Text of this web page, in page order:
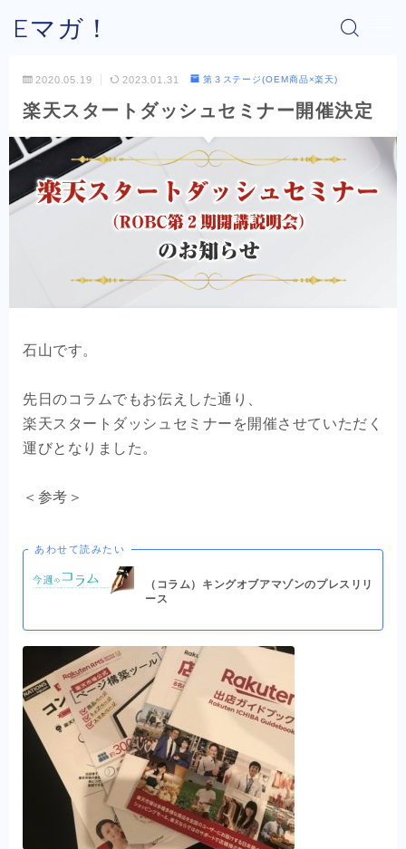
Eマガ！
Eマガ！とは？
最新コラム
公式メルマガ
OEM商品×Amazon
OEM商品×自社EC
2020.05.19 2023.01.31 第３ステージ(OEM商品×楽天)
楽天スタートダッシュセミナー開催決定
石山です。
先日のコラムでもお伝えした通り、
楽天スタートダッシュセミナーを開催させていただく
運びとなりました。
＜参考＞
あわせて読みたい
（コラム）キングオブアマゾンのプレスリリ
ース